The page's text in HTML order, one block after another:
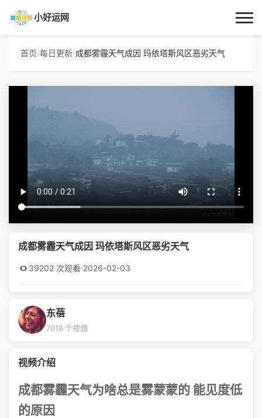
小好运网
首页
每日更新
技巧百科
首页 /每日更新/成都雾霾天气成因 玛依塔斯风区恶劣天气
成都雾霾天气成因 玛依塔斯风区恶劣天气
39202 次观看·2026-02-03
东蓓
7018 个视频
视频介绍
成都雾霾天气为啥总是雾蒙蒙的 能见度低
的原因